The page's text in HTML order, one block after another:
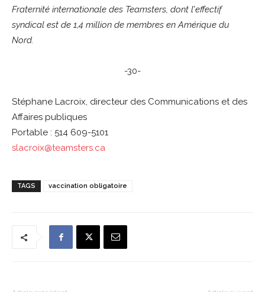
Fraternité internationale des Teamsters, dont l’effectif
syndical est de 1,4 million de membres en Amérique du
Nord.
-30-
Stéphane Lacroix, directeur des Communications et des
Affaires publiques
Portable : 514 609-5101
slacroix@teamsters.ca
TAGS vaccination obligatoire